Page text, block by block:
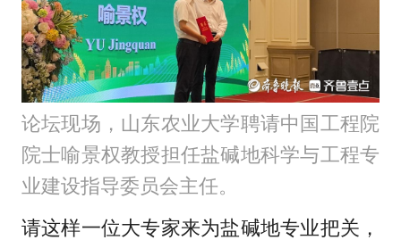
论坛现场，山东农业大学聘请中国工程院
院士喻景权教授担任盐碱地科学与工程专
业建设指导委员会主任。
请这样一位大专家来为盐碱地专业把关，